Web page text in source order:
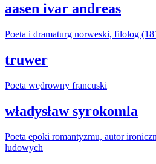
aasen ivar andreas
Poeta i dramaturg norweski, filolog
truwer
Poeta wędrowny francuski
władysław syrokomla
Poeta epoki romantyzmu, autor
ludowych